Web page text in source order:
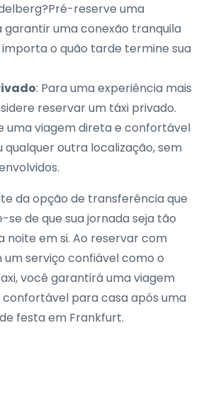
reserve uma
uma conexão tranquila
o quão tarde termine sua
: Para uma experiência mais
reservar um táxi privado.
uma viagem direta e confortável
qualquer outra localização, sem
da opção de transferência que
de que sua jornada seja tão
noite em si. Ao reservar com
serviço confiável como o
você garantirá uma viagem
confortável para casa após uma
festa em Frankfurt.